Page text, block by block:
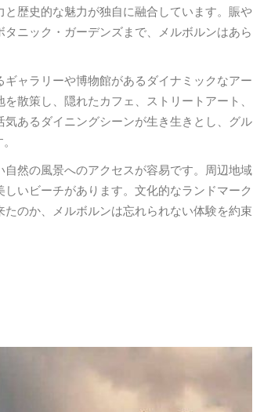
歴史的な魅力が独自に融合しています。賑や
ニック・ガーデンズまで、メルボルンはあら
ャラリーや博物館があるダイナミックなアー
散策し、隠れたカフェ、ストリートアート、
あるダイニングシーンが生き生きとし、グル
然の風景へのアクセスが容易です。周辺地域
いビーチがあります。文化的なランドマーク
のか、メルボルンは忘れられない体験を約束